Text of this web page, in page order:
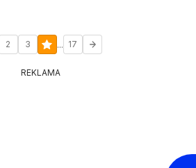
2 3 ... 17
REKLAMA